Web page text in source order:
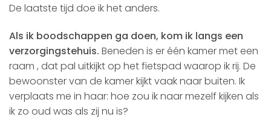
De laatste tijd doe ik het anders.
Als ik boodschappen ga doen, kom ik langs een
verzorgingstehuis. Beneden is er één kamer met een
raam , dat pal uitkijkt op het fietspad waarop ik rij. De
bewoonster van de kamer kijkt vaak naar buiten. Ik
verplaats me in haar: hoe zou ik naar mezelf kijken als
ik zo oud was als zij nu is?